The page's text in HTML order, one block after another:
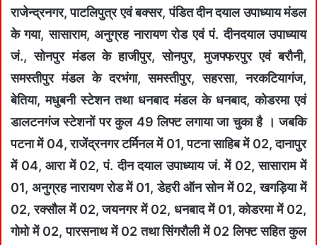
राजेन्द्रनगर, पाटलिपुत्र एवं बक्सर, पंडित दीन दयाल उपाध्याय मंडल
के गया, सासाराम, अनुग्रह नारायण रोड एवं पं. दीनदयाल उपाध्याय
जं., सोनपुर मंडल के हाजीपुर, सोनपुर, मुजफ्फरपुर एवं बरौनी,
समस्तीपुर मंडल के दरभंगा, समस्तीपुर, सहरसा, नरकटियागंज,
बेतिया, मधुबनी स्टेशन तथा धनबाद मंडल के धनबाद, कोडरमा एवं
डालटनगंज स्टेशनों पर कुल 49 लिफ्ट लगाया जा चुका है । जबकि
पटना में 04, राजेंद्रनगर टर्मिनल में 01, पटना साहिब में 02, दानापुर
में 04, आरा में 02, पं. दीन दयाल उपाध्याय जं. में 02, सासाराम में
01, अनुग्रह नारायण रोड में 01, डेहरी ऑन सोन में 02, खगड़िया में
02, रक्सौल में 02, जयनगर में 02, धनबाद में 01, कोडरमा में 02,
गोमो में 02, पारसनाथ में 02 तथा सिंगरौली में 02 लिफ्ट सहित कुल